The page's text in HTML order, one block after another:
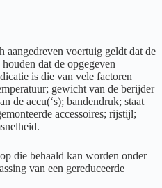
aangedreven voertuig geldt dat de
dat de opgegeven
is die van vele factoren
gewicht van de berijder
de accu(‘s); bandendruk; staat
accessoires; rijstijl;
die behaald kan worden onder
van een gereduceerde